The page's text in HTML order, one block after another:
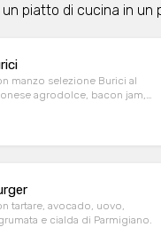
un piatto di cucina in un
manzo selezione Burici al
agrodolce, bacon jam,
tartare, avocado, uovo,
e cialda di Parmigiano.